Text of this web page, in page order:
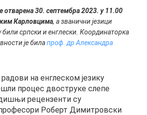
отварена 30. септембра 2023. у 11.00
Карловцима, а званични језици
били српски и енглески. Координаторка
је билапроф. др Александра
на енглеском језику
процес двоструке слепе
рецензенти су
Роберт Димитровски